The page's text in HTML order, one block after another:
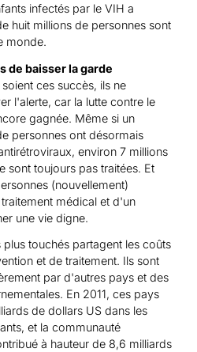
infectés par le VIH a
huit millions de personnes sont
monde.
de baisser la garde
ces succès, ils ne
l'alerte, car la lutte contre le
gagnée. Même si un
personnes ont désormais
environ 7 millions
sont toujours pas traitées. Et
(nouvellement)
médical et d'un
une vie digne.
plus touchés partagent les coûts
et de traitement. Ils sont
par d'autres pays et des
En 2011, ces pays
de dollars US dans les
et la communauté
à hauteur de 8,6 milliards